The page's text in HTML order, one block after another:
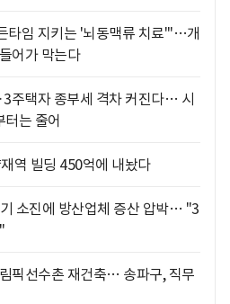
타임 지키는 '뇌동맥류 치료'"…개
어가 막는다
주택자 종부세 격차 커진다… 시
는 줄어
역 빌딩 450억에 내놨다
소진에 방산업체 증산 압박… "3
픽선수촌 재건축… 송파구, 직무